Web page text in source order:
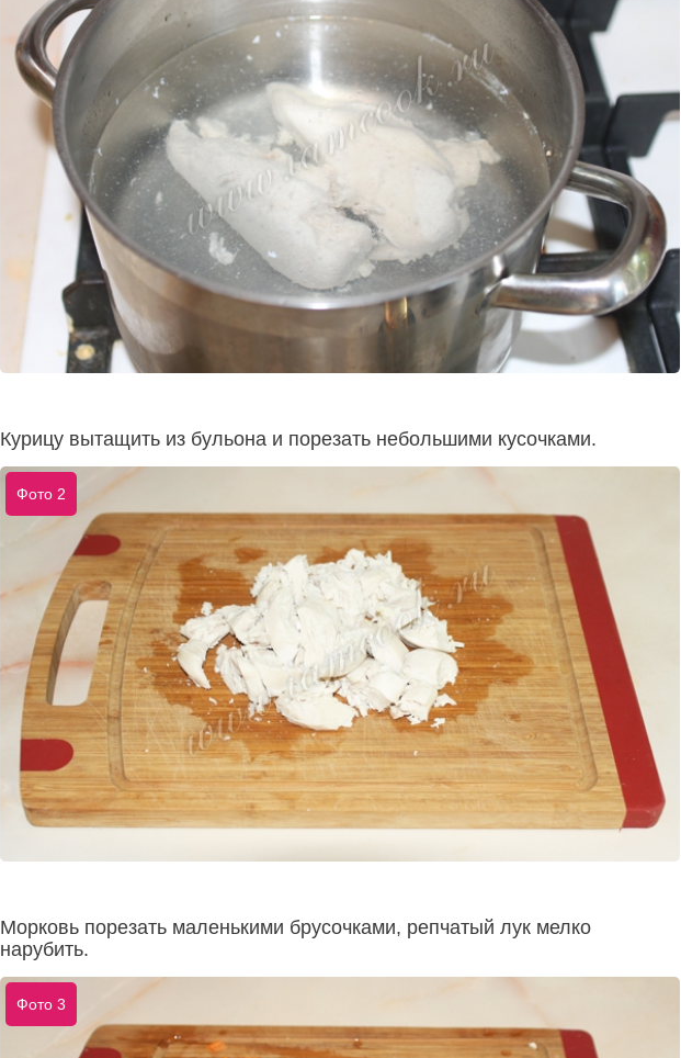
Курицу вытащить из бульона и порезать небольшими кусочками.
Фото 2
Морковь порезать маленькими брусочками, репчатый лук мелко
нарубить.
Фото 3